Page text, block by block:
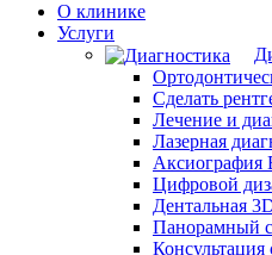
О клинике
Услуги
Сделать
Лечение и
Лазерная
Цифровой
Дентальная
Панорамный
Консультация